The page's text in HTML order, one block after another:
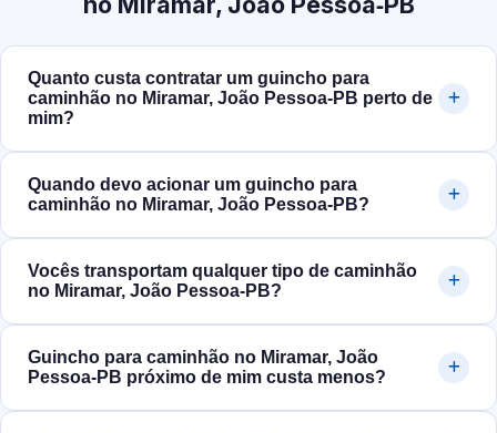
Quanto custa contratar um guincho para
caminhão no Miramar, João Pessoa‑PB perto de
mim?
Quando devo acionar um guincho para
caminhão no Miramar, João Pessoa‑PB?
Vocês transportam qualquer tipo de caminhão
no Miramar, João Pessoa‑PB?
Guincho para caminhão no Miramar, João
Pessoa‑PB próximo de mim custa menos?